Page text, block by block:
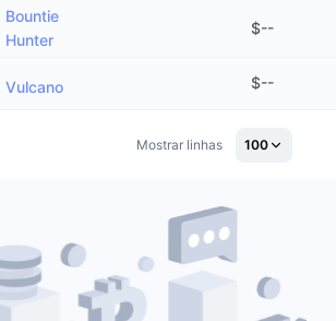
Bountie
Hunter
$--
Vulcano $--
Mostrar linhas 100